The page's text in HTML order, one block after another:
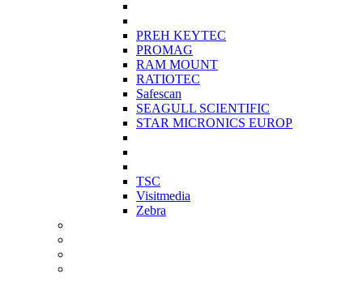
PREH KEYTEC
PROMAG
RAM MOUNT
RATIOTEC
Safescan
SEAGULL SCIENTIFIC
STAR MICRONICS EUROP
TSC
Visitmedia
Zebra